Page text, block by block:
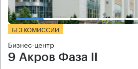
БЕЗ КОМИССИИ
Бизнес-центр
9 Акров Фаза II